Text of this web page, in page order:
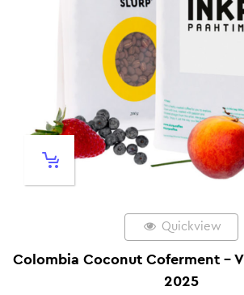
Quickview
Colombia Coconut Coferment –
2025